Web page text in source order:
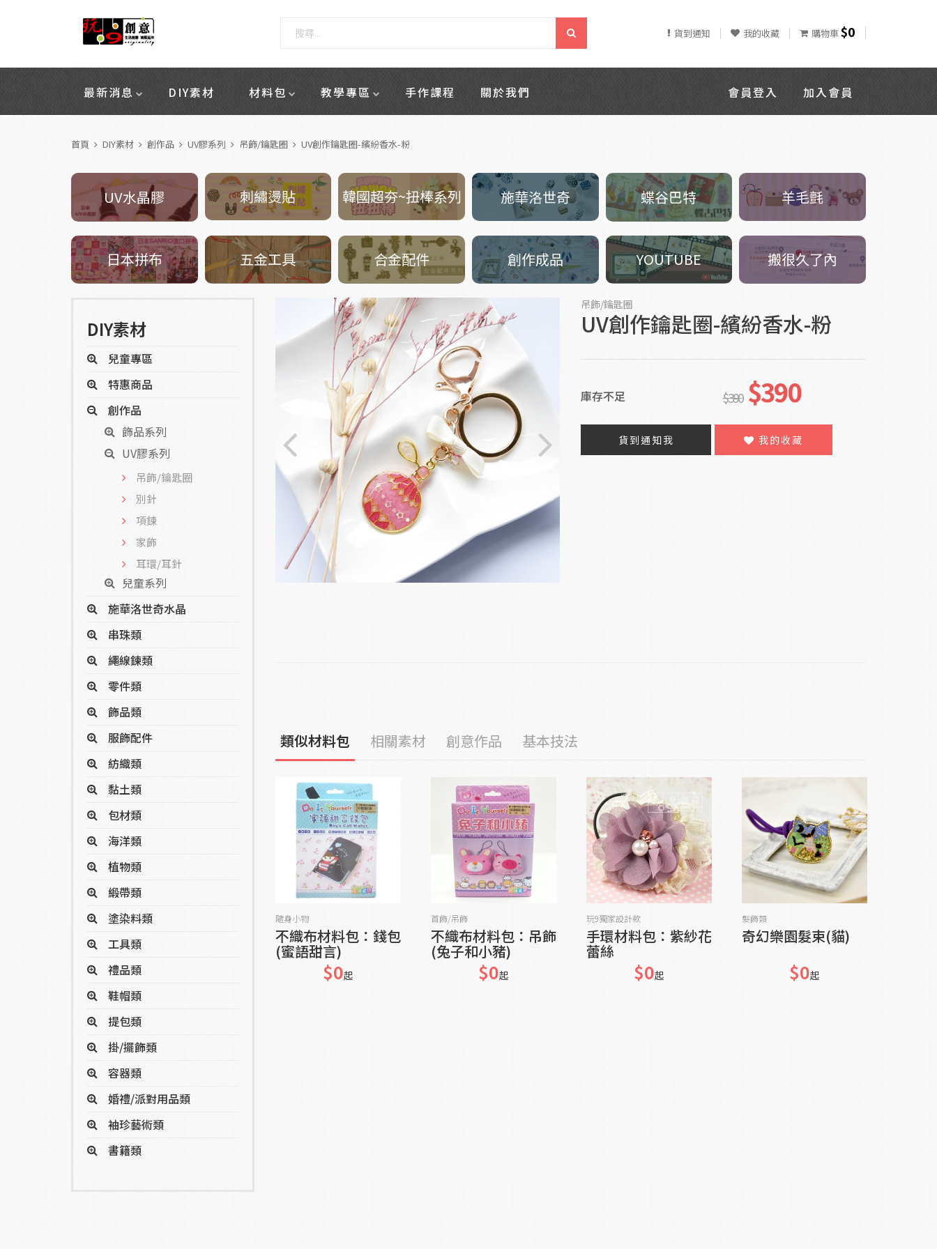
貨到通知 我的收藏 購物車$0
最新消息 DIY素材 材料包 教學專區 手作課程 關於我們 會員登入 加入會員
首頁 DIY素材 創作品 UV膠系列 吊飾/鑰匙圈 UV創作鑰匙圈-繽紛香水-粉
UV水晶膠 刺繡燙貼 韓國超夯~扭棒系列 施華洛世奇 蝶谷巴特 羊毛氈
日本拼布 五金工具 合金配件 創作成品 YOUTUBE 搬很久了內
吊飾/鑰匙圈
UV創作鑰匙圈-繽紛香水-粉
庫存不足 $390 $390
貨到通知我 我的收藏
類似材料包 相關素材 創意作品 基本技法
隨身小物
不織布材料包：錢包
(蜜語甜言)
$0起
首飾/吊飾
不織布材料包：吊飾
(兔子和小豬)
$0起
貨到通知我
玩9獨家設計款
手環材料包：紫紗花
蕾絲
$0起
髮飾類
奇幻樂園髮束(貓)
$0起
DIY素材
兒童專區
特惠商品
創作品
飾品系列
UV膠系列
吊飾/鑰匙圈
別針
項鍊
家飾
耳環/耳針
兒童系列
施華洛世奇水晶
串珠類
繩線鍊類
零件類
飾品類
服飾配件
紡織類
黏土類
包材類
海洋類
植物類
緞帶類
塗染料類
工具類
禮品類
鞋帽類
提包類
掛/擺飾類
容器類
婚禮/派對用品類
袖珍藝術類
書籍類